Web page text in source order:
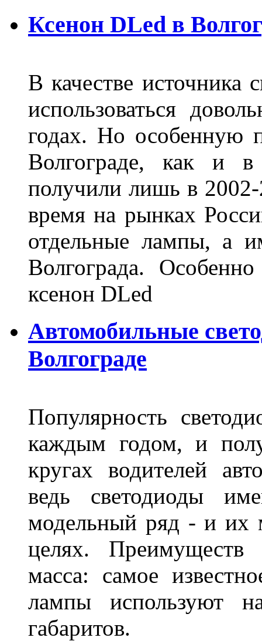
Ксенон DLed в
В качестве источника
использоваться
годах. Но особенную
Волгограде, как и
получили лишь в
время на рынках
отдельные лампы, а
Волгограда.
ксенон DLed
Автомобильные
Волгограде
Популярность
каждым годом, и
кругах водителей
ведь светодиоды
модельный ряд - и их
целях.
масса: самое
лампы используют
габаритов.